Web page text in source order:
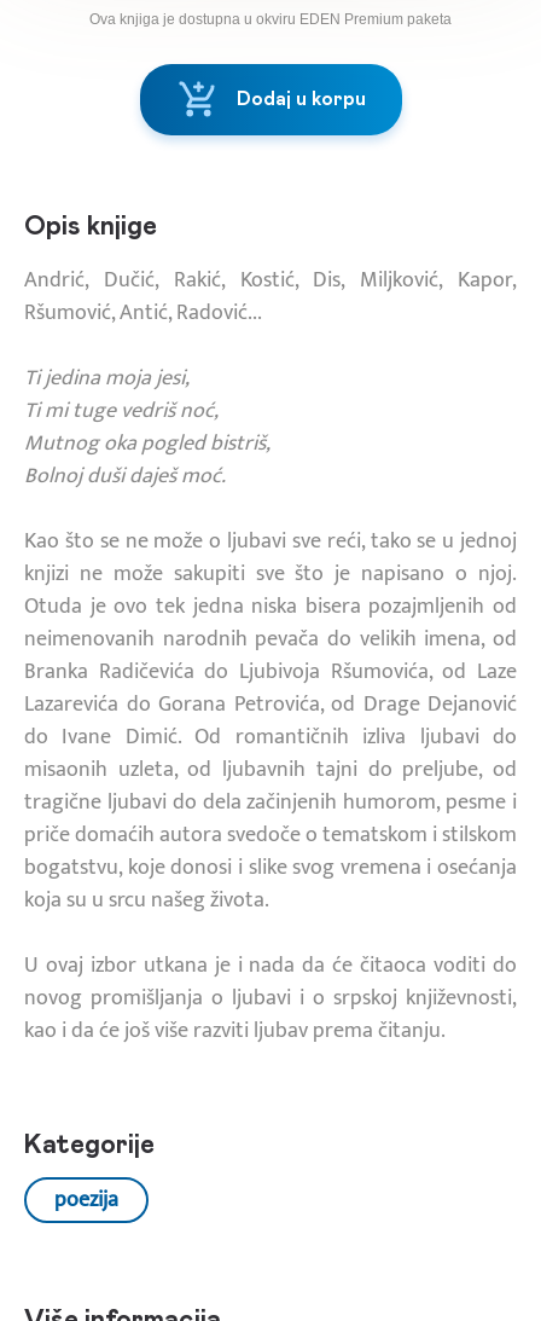
Ova knjiga je dostupna u okviru EDEN Premium paketa
Dodaj u korpu
Opis knjige
Andrić, Dučić, Rakić, Kostić, Dis, Miljković, Kapor,
Ršumović, Antić, Radović...
Ti jedina moja jesi,
Ti mi tuge vedriš noć,
Mutnog oka pogled bistriš,
Bolnoj duši daješ moć.
Kao što se ne može o ljubavi sve reći, tako se u jednoj
knjizi ne može sakupiti sve što je napisano o njoj.
Otuda je ovo tek jedna niska bisera pozajmljenih od
neimenovanih narodnih pevača do velikih imena, od
Branka Radičevića do Ljubivoja Ršumovića, od Laze
Lazarevića do Gorana Petrovića, od Drage Dejanović
do Ivane Dimić. Od romantičnih izliva ljubavi do
misaonih uzleta, od ljubavnih tajni do preljube, od
tragične ljubavi do dela začinjenih humorom, pesme i
priče domaćih autora svedoče o tematskom i stilskom
bogatstvu, koje donosi i slike svog vremena i osećanja
koja su u srcu našeg života.
U ovaj izbor utkana je i nada da će čitaoca voditi do
novog promišljanja o ljubavi i o srpskoj književnosti,
kao i da će još više razviti ljubav prema čitanju.
Kategorije
poezija